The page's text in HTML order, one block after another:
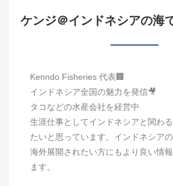
ケンジ＠インドネシアの
Kenndo Fisheries 代表🏢
インドネシア全国の魅力を発信🎥
タコなどの水産会社を経営中
生涯仕事としてインドネシアと関わ
たいと思っています。インドネシアの
海外展開されたい方にもより良い情
ます。